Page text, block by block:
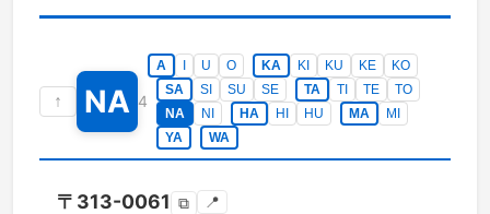
↑ NA 4
A U O KA KI KU KE
KO
SA
SI SU SE TA TI TE
TO
NA
NI HA HI HU MA
MI
YA
WA
〒 313-0061 ⧉ 📍